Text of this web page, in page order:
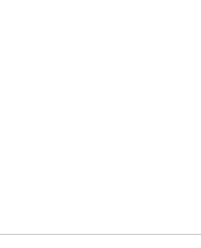
aus robustem
Mit der